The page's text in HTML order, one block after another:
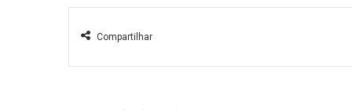
Compartilhar